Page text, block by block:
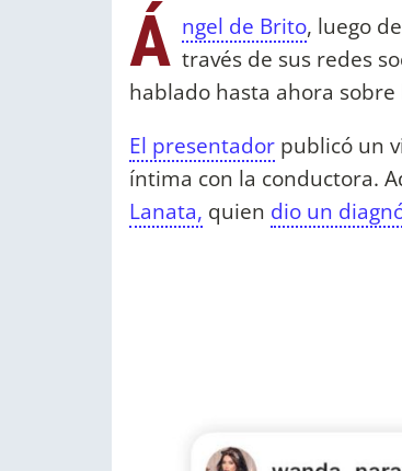
Á ngel de Brito, luego
través de sus redes
hablado hasta ahora
El presentador publicó un
íntima con la conductora.
Lanata, quien dio un